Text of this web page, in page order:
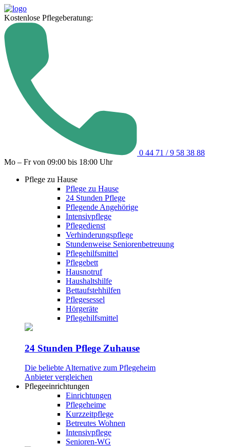
Kostenlose Pflegeberatung:
0 44 71 / 9 58 38 88
Mo – Fr von 09:00 bis 18:00 Uhr
Pflege zu Hause
Pflege zu Hause
24 Stunden Pflege
Pflegende Angehörige
Intensivpflege
Pflegedienst
Verhinderungspflege
Stundenweise Seniorenbetreuung
Pflegehilfsmittel
Pflegebett
Hausnotruf
Haushaltshilfe
Bettaufstehhilfen
Pflegesessel
Hörgeräte
Pflegehilfsmittel
24 Stunden Pflege Zuhause
Die beliebte Alternative zum Pflegeheim
Anbieter vergleichen
Pflegeeinrichtungen
Einrichtungen
Pflegeheime
Kurzzeitpflege
Betreutes Wohnen
Intensivpflege
Senioren-WG